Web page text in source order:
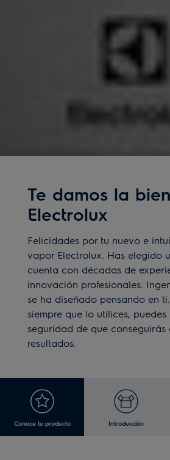
Te damos la
Electrolux
Felicidades por tu nuevo e
vapor Electrolux. Has elegido
cuenta con décadas de
innovación profesionales.
se ha diseñado pensando en
siempre que lo utilices, puedes
seguridad de que conseguirás
resultados.
Conoce tu producto Introducción